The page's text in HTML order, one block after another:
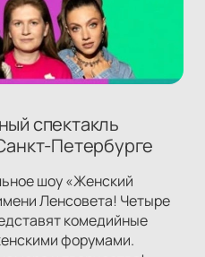
спектакль
Петербурге
шоу «Женский
Ленсовета! Четыре
комедийные
форумами.